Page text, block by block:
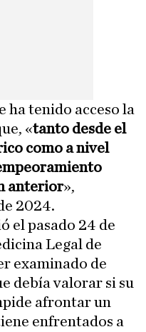
ha tenido acceso la
«tanto desde el
como a nivel
anterior»,
2024.
el pasado 24 de
Legal de
examinado de
debía valorar si su
afrontar un
enfrentados a